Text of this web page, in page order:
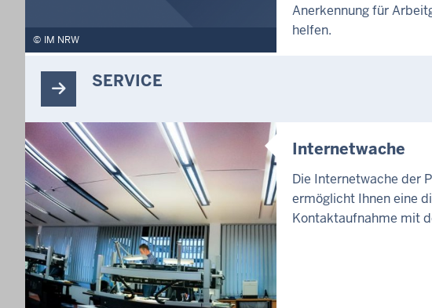
IM NRW
Anerkennung für
helfen.
SERVICE
Internetwache
Die Internetwache der
ermöglicht Ihnen eine
Kontaktaufnahme mit